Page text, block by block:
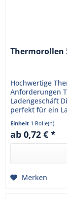
Thermorollen
Hochwertige
Anforderungen
Ladengeschäft
perfekt für ein
bieten sich...
Einheit 1 Rolle(n)
ab 0,72 € *
Merken